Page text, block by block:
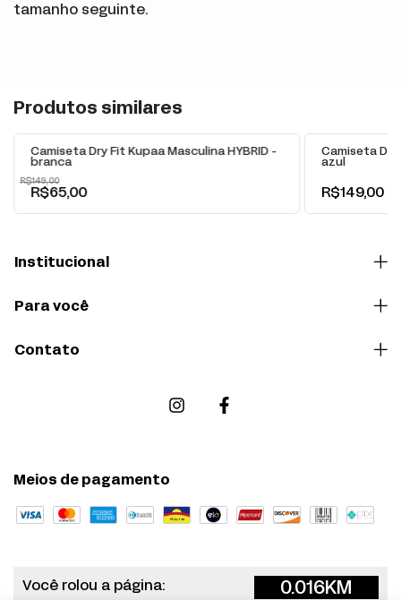
tamanho seguinte.
Produtos similares
Camiseta Dry Fit Kupaa Masculina HYBRID -
branca
R$149,00
R$65,00
+
Camiseta Dry
azul
R$149,00
Institucional
Para você
Contato
Meios de pagamento
Você rolou a página: 0.016KM